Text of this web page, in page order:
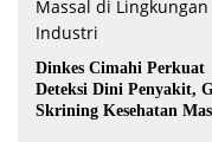
Dinkes Cimahi Perkuat
Deteksi Dini Penyakit,
Skrining Kesehatan